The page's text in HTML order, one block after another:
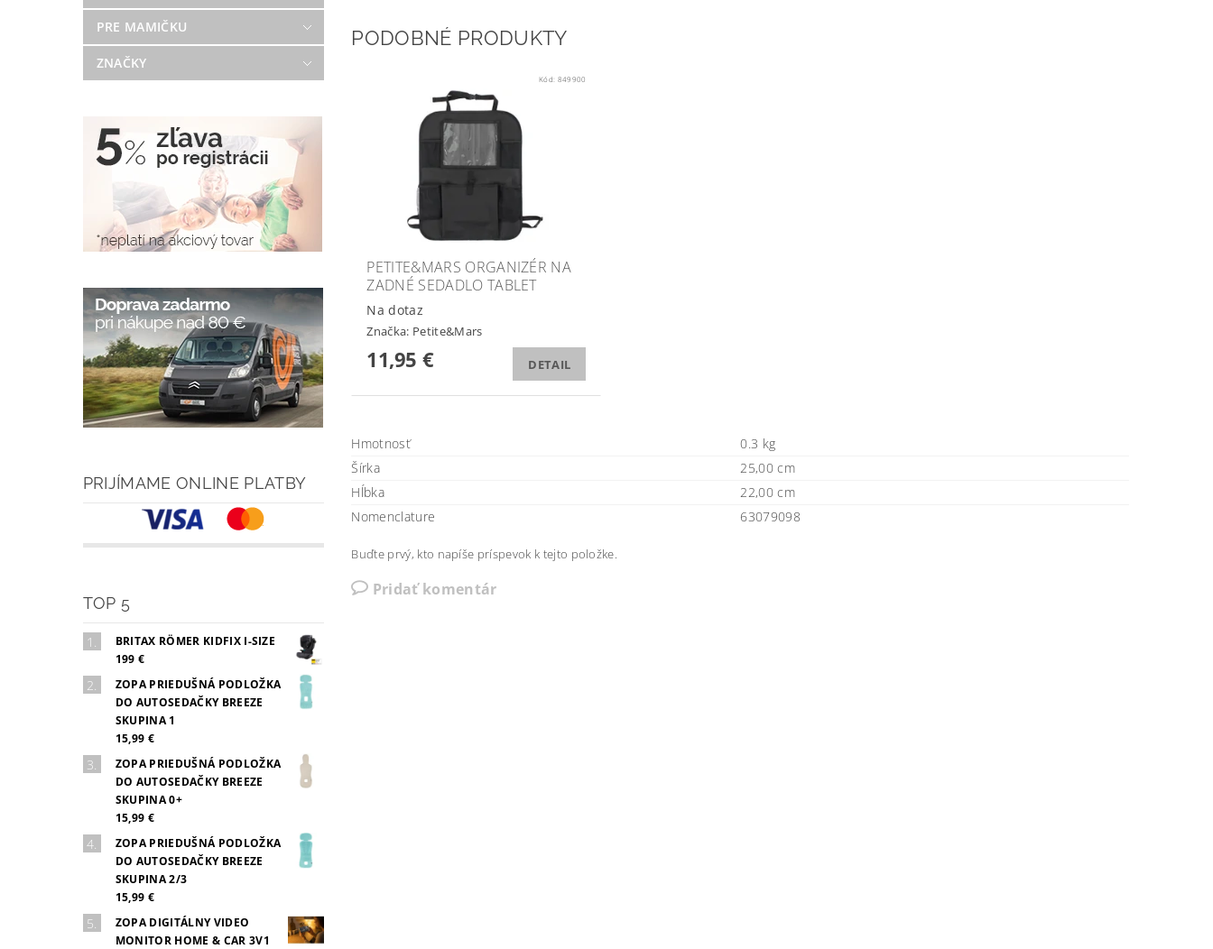
PRE MAMIČKU
ZNAČKY
PRIJÍMAME ONLINE PLATBY
TOP 5
BRITAX RÖMER KIDFIX I-SIZE
199 €
ZOPA PRIEDUŠNÁ PODLOŽKA
DO AUTOSEDAČKY BREEZE
SKUPINA 1
15,99 €
ZOPA PRIEDUŠNÁ PODLOŽKA
DO AUTOSEDAČKY BREEZE
SKUPINA 0+
15,99 €
ZOPA PRIEDUŠNÁ PODLOŽKA
DO AUTOSEDAČKY BREEZE
SKUPINA 2/3
15,99 €
ZOPA DIGITÁLNY VIDEO
MONITOR HOME & CAR 3V1
PODOBNÉ PRODUKTY
Kód: 849900
PETITE&MARS ORGANIZÉR NA
ZADNÉ SEDADLO TABLET
Na dotaz
Značka: Petite&Mars
11,95 € DETAIL
Hmotnosť
0.3 kg
Šírka
25,00 cm
Hĺbka
22,00 cm
Nomenclature
63079098
Buďte prvý, kto napíše príspevok k tejto položke.
Pridať komentár